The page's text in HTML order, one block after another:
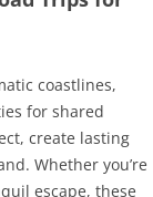
coastlines,
for shared
create lasting
Whether you’re
escape, these